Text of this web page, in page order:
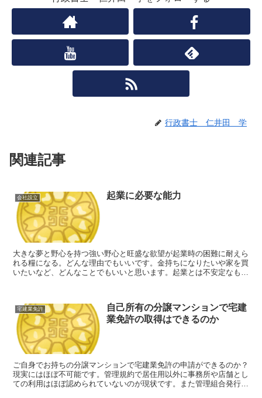
行政書士 仁井田 学
関連記事
会社設立 起業に必要な能力
大きな夢と野心を持つ強い野心と旺盛な欲望が起業時の困難に耐えら
れる糧になる。どんな理由でもいいです。金持ちになりたいや家を買
いたいなど、どんなことでもいいと思います。起業とは不安定なもの
宅建業免許
自己所有の分譲マンションで宅建
業免許の取得はできるのか
ご自身でお持ちの分譲マンションで宅建業免許の申請ができるのか？
現実にはほぼ不可能です。管理規約で居住用以外に事務所や店舗とし
ての利用はほぼ認められていないのが現状です。また管理組合発行の